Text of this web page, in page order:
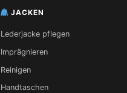
JACKEN
Lederjacke pflegen
Imprägnieren
Reinigen
Handtaschen